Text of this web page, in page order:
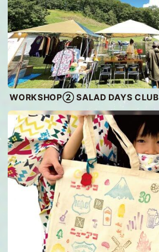
WORKSHOP② SALAD DAYS CLUB